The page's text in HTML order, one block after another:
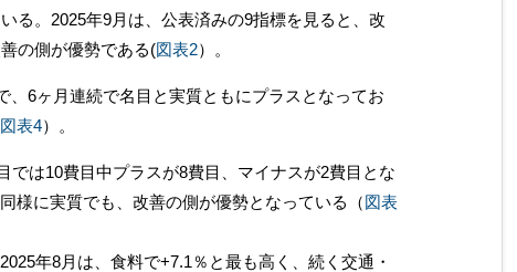
る。2025年9月は、公表済みの9指標を見ると、改
の側が優勢である(図表2）。
6ヶ月連続で名目と実質ともにプラスとなってお
図表4）。
は10費目中プラスが8費目、マイナスが2費目とな
様に実質でも、改善の側が優勢となっている（図表
年8月は、食料で+7.1％と最も高く、続く交通・